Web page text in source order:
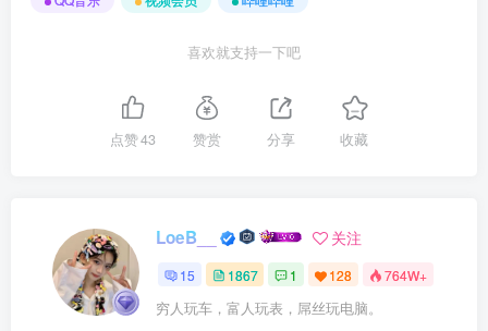
喜欢就支持一下吧
点赞43 赞赏 分享 收藏
LoeB__ 关注
15 1867 1 128 764W+
穷人玩车，富人玩表，屌丝玩电脑。